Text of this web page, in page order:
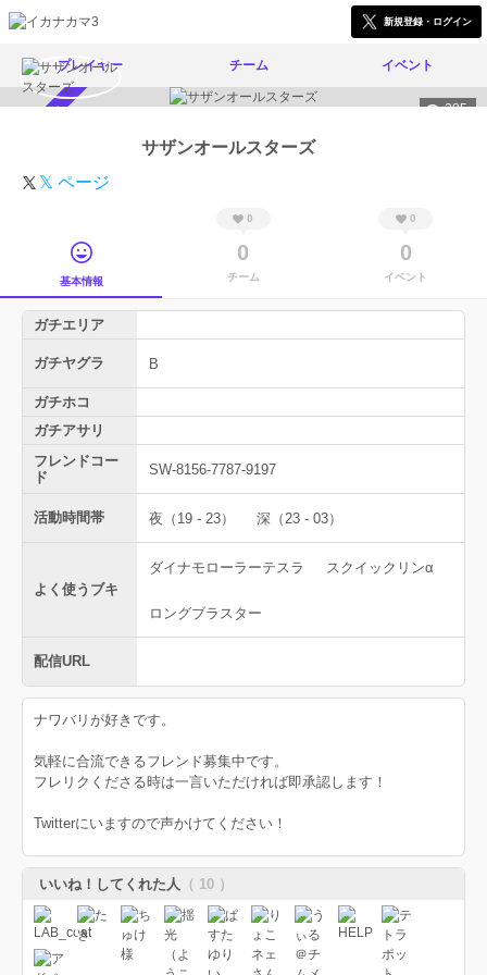
新規登録・ログイン
プレイヤー チーム イベント
385
サザンオールスターズ
𝕏 ページ
基本情報
0
0
チーム
0
0
イベント
ガチエリア
ガチヤグラ B
ガチホコ
ガチアサリ
フレンドコー
ド
SW-8156-7787-9197
活動時間帯 夜（19 - 23） 深（23 - 03）
よく使うブキ
ダイナモローラーテスラ スクイックリンα
ロングブラスター
配信URL
ナワバリが好きです。
気軽に合流できるフレンド募集中です。
フレリクくださる時は一言いただければ即承認します！
Twitterにいますので声かけてください！
いいね！してくれた人 （ 10 ）